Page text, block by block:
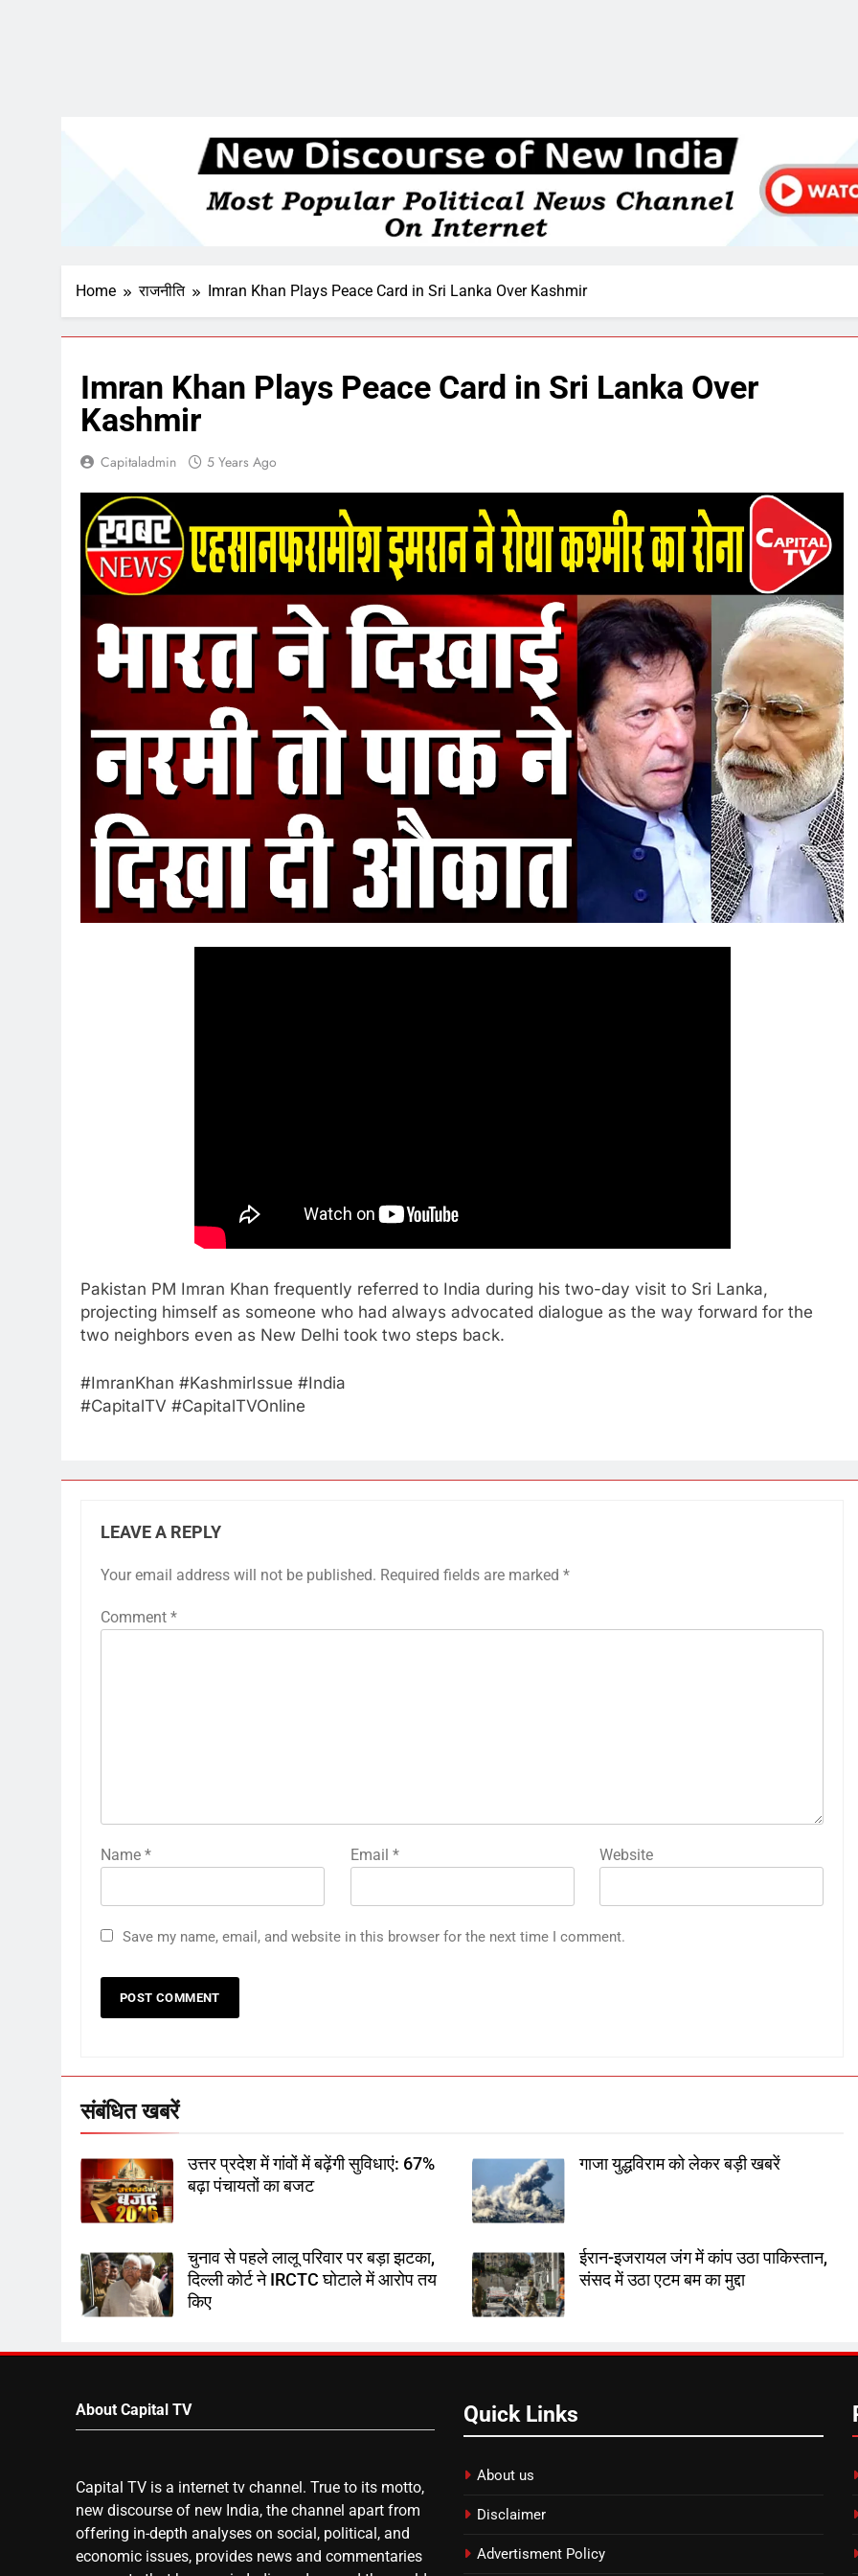
Home राजनीति Imran Khan Plays Peace Card in Sri Lanka Over Kashmir
Imran Khan Plays Peace Card in Sri Lanka Over
Kashmir
Capitaladmin 5 Years Ago
Pakistan PM Imran Khan frequently referred to India during his two-day visit to Sri Lanka,
projecting himself as someone who had always advocated dialogue as the way forward for the
two neighbors even as New Delhi took two steps back.
#ImranKhan​ #KashmirIssue​ #India​
#CapitalTV​ #CapitalTVOnline
LEAVE A REPLY
Your email address will not be published. Required fields are marked *
Comment *
Name * Email * Website
Save my name, email, and website in this browser for the next time I comment.
संबंधित खबरें
उत्तर प्रदेश में गांवों में बढ़ेंगी सुविधाएं: 67%
बढ़ा पंचायतों का बजट
गाजा युद्धविराम को लेकर बड़ी खबरें
चुनाव से पहले लालू परिवार पर बड़ा झटका,
दिल्ली कोर्ट ने IRCTC घोटाले में आरोप तय
किए
ईरान-इजरायल जंग में कांप उठा पाकिस्तान,
संसद में उठा एटम बम का मुद्दा
About Capital TV
Capital TV is a internet tv channel. True to its motto,
new discourse of new India, the channel apart from
offering in-depth analyses on social, political, and
economic issues, provides news and commentaries
Quick Links
About us
Disclaimer
Advertisment Policy